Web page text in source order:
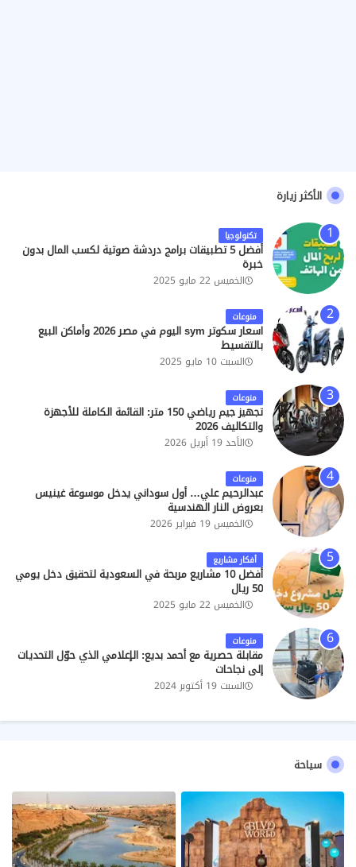
الأكثر زيارة
تكنولوجيا
أفضل 5 تطبيقات برامج دردشة صوتية لكسب المال بدون
خبرة
الخميس 22 مايو 2025
منوعات
اسعار سكوتر sym اليوم في مصر 2026 وأماكن البيع
بالتقسيط
السبت 10 مايو 2025
منوعات
تجهيز جيم رياضي 150 متر: القائمة الكاملة للأجهزة
والتكاليف 2026
الأحد 19 أبريل 2026
منوعات
عبدالرحيم علي… أول سوداني يدخل موسوعة غينيس
بعروض النار الهندسية
الخميس 19 فبراير 2026
أفكار مشاريع
أفضل 10 مشاريع مربحة في السعودية لتحقيق دخل يومي
50 ريال
الخميس 22 مايو 2025
منوعات
مقابلة حصرية مع أحمد بديع: الإعلامي الذي حوّل التحديات
إلى نجاحات
السبت 19 أكتوبر 2024
سياحة